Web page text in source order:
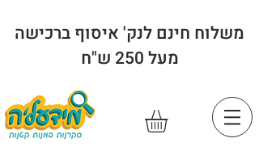
משלוח חינם לנק' איסוף ברכישה
מעל 250 ש"ח